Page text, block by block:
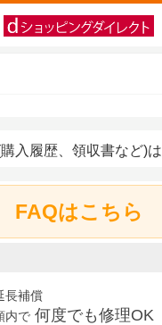
入履歴、領収書など)は
FAQはこちら
長補償
内で 何度でも修理OK